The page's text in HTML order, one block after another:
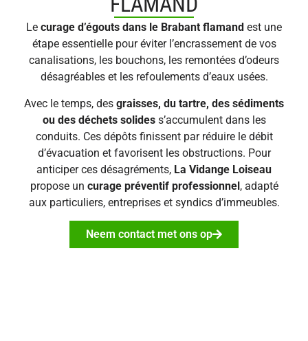
Le curage d’égouts dans le Brabant flamand est une
étape essentielle pour éviter l’encrassement de vos
canalisations, les bouchons, les remontées d’odeurs
désagréables et les refoulements d’eaux usées.
Avec le temps, des graisses, du tartre, des sédiments
ou des déchets solidess’accumulent dans les
conduits. Ces dépôts finissent par réduire le débit
d’évacuation et favorisent les obstructions. Pour
anticiper ces désagréments, La Vidange Loiseau
propose un curage préventif professionnel, adapté
aux particuliers, entreprises et syndics d’immeubles.
Neem contact met ons op